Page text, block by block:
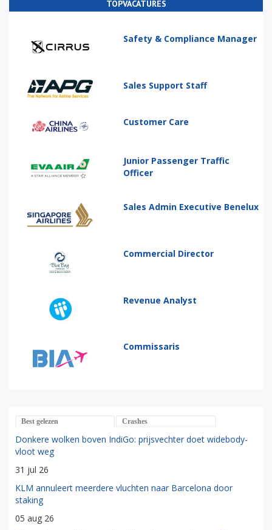
TOPVACATURES
Safety & Compliance Manager
Sales Support Staff
Customer Care
Junior Passenger Traffic
Officer
Sales Admin Executive Benelux
Commercial Director
Revenue Analyst
Commissaris
Best gelezen Crashes
Donkere wolken boven IndiGo: prijsvechter doet widebody-
vloot weg
31 jul 26
KLM annuleert meerdere vluchten naar Barcelona door
staking
05 aug 26